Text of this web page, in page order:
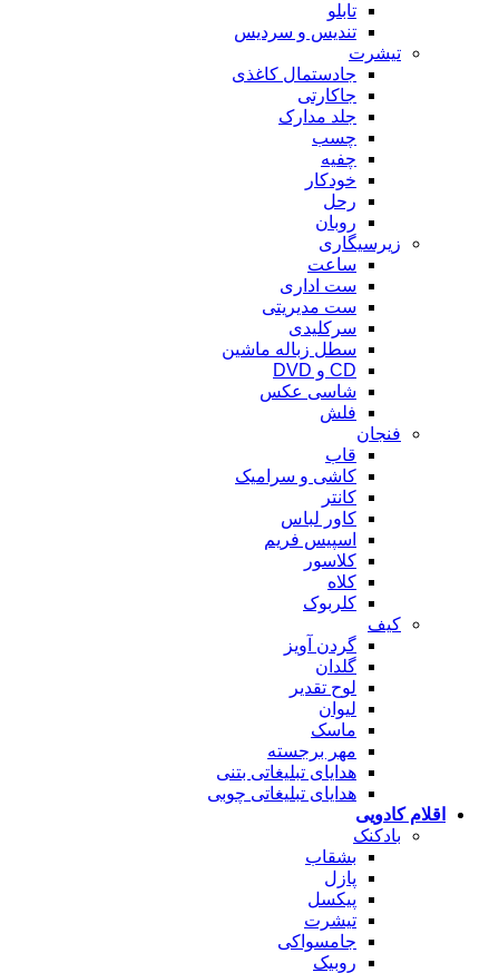
تابلو
تندیس و سردیس
تیشرت
جادستمال کاغذی
جاکارتی
جلد مدارک
چسب
چفیه
خودکار
رحل
روبان
زیرسیگاری
ساعت
ست اداری
ست مدیریتی
سرکلیدی
سطل زباله ماشین
CD و DVD
شاسی عکس
فلش
فنجان
قاب
کاشی و سرامیک
کانتر
کاور لباس
اسپیس فریم
کلاسور
کلاه
کلربوک
کیف
گردن آویز
گلدان
لوح تقدیر
لیوان
ماسک
مهر برجسته
هدایای تبلیغاتی بتنی
هدایای تبلیغاتی چوبی
اقلام کادویی
بادکنک
بشقاب
پازل
پیکسل
تیشرت
جامسواکی
روبیک